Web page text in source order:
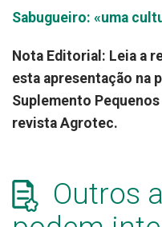
Sabugueiro: «uma
Nota Editorial: Leia a
esta apresentação na
Suplemento
revista Agrotec.
Outros